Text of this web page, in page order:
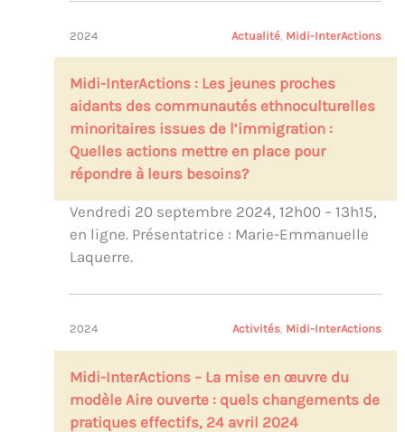
2024 Actualité, Midi-InterActions
Midi-InterActions : Les jeunes proches
aidants des communautés ethnoculturelles
minoritaires issues de l’immigration :
Quelles actions mettre en place pour
répondre à leurs besoins?
Vendredi 20 septembre 2024, 12h00 – 13h15,
en ligne. Présentatrice : Marie-Emmanuelle
Laquerre.
2024 Activités, Midi-InterActions
Midi-InterActions – La mise en œuvre du
modèle Aire ouverte : quels changements de
pratiques effectifs, 24 avril 2024